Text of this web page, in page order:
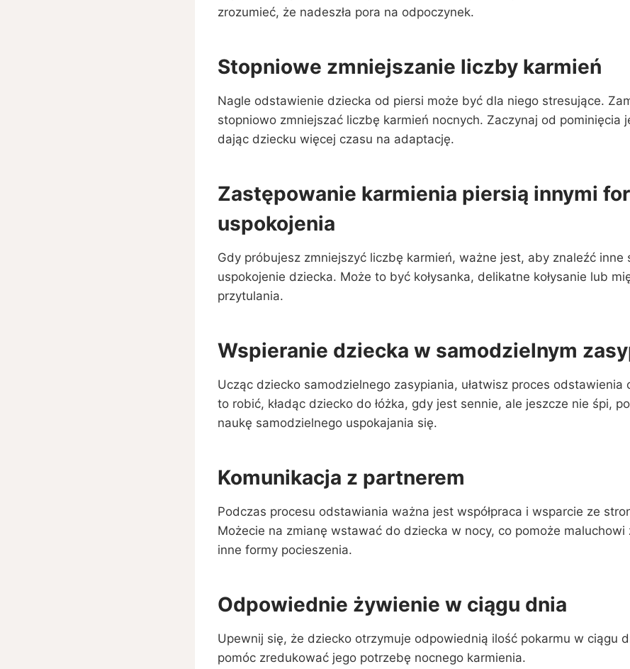
zrozumieć, że nadeszła pora na odpoczynek.
Stopniowe zmniejszanie liczby karmień
Nagle odstawienie dziecka od piersi może być dla niego stresujące.
stopniowo zmniejszać liczbę karmień nocnych. Zaczynaj od pominięcia
dając dziecku więcej czasu na adaptację.
Zastępowanie karmienia piersią innymi
uspokojenia
Gdy próbujesz zmniejszyć liczbę karmień, ważne jest, aby znaleźć inne
uspokojenie dziecka. Może to być kołysanka, delikatne kołysanie lub
przytulania.
Wspieranie dziecka w samodzielnym
Ucząc dziecko samodzielnego zasypiania, ułatwisz proces odstawienia
to robić, kładąc dziecko do łóżka, gdy jest sennie, ale jeszcze nie śpi,
naukę samodzielnego uspokajania się.
Komunikacja z partnerem
Podczas procesu odstawiania ważna jest współpraca i wsparcie ze
Możecie na zmianę wstawać do dziecka w nocy, co pomoże maluchowi
inne formy pocieszenia.
Odpowiednie żywienie w ciągu dnia
Upewnij się, że dziecko otrzymuje odpowiednią ilość pokarmu w ciągu
pomóc zredukować jego potrzebę nocnego karmienia.